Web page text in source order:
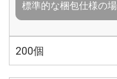
標準的な梱包仕様の
200個